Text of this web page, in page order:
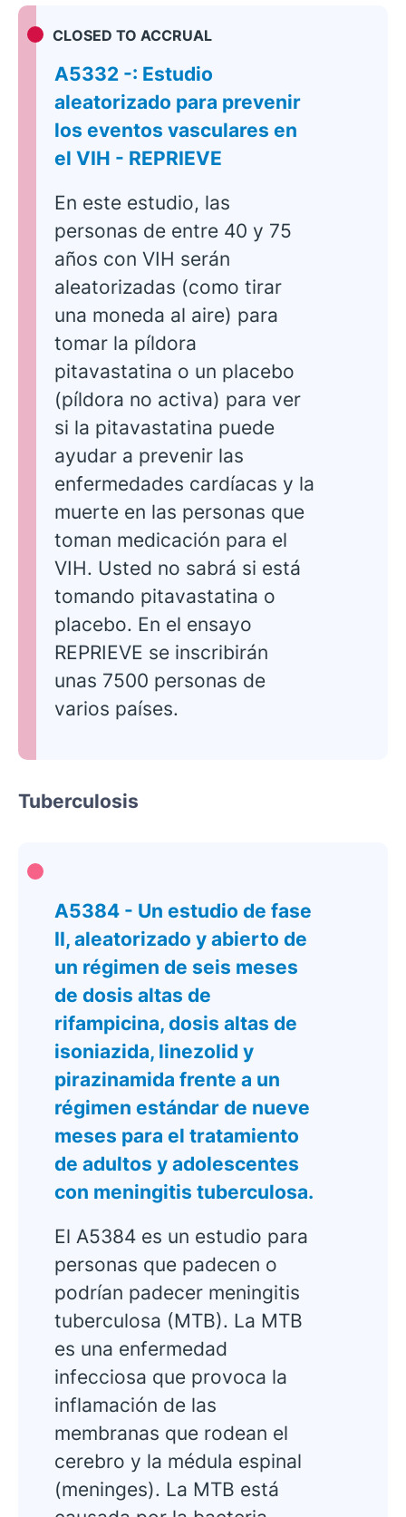
CLOSED TO ACCRUAL
A5332 -: Estudio
aleatorizado para prevenir
los eventos vasculares en
el VIH - REPRIEVE
En este estudio, las
personas de entre 40 y 75
años con VIH serán
aleatorizadas (como tirar
una moneda al aire) para
tomar la píldora
pitavastatina o un placebo
(píldora no activa) para ver
si la pitavastatina puede
ayudar a prevenir las
enfermedades cardíacas y la
muerte en las personas que
toman medicación para el
VIH. Usted no sabrá si está
tomando pitavastatina o
placebo. En el ensayo
REPRIEVE se inscribirán
unas 7500 personas de
varios países.
Tuberculosis
A5384 - Un estudio de fase
II, aleatorizado y abierto de
un régimen de seis meses
de dosis altas de
rifampicina, dosis altas de
isoniazida, linezolid y
pirazinamida frente a un
régimen estándar de nueve
meses para el tratamiento
de adultos y adolescentes
con meningitis tuberculosa.
El A5384 es un estudio para
personas que padecen o
podrían padecer meningitis
tuberculosa (MTB). La MTB
es una enfermedad
infecciosa que provoca la
inflamación de las
membranas que rodean el
cerebro y la médula espinal
(meninges). La MTB está